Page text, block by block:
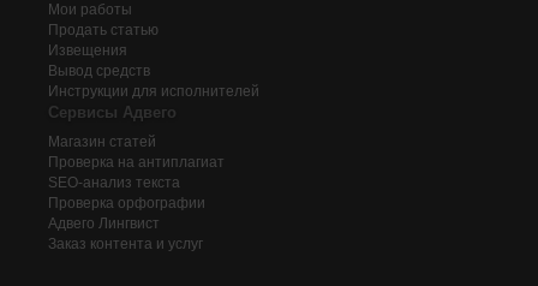
Мои работы
Продать статью
Извещения
Вывод средств
Инструкции для исполнителей
Сервисы Адвего
Магазин статей
Проверка на антиплагиат
SEO-анализ текста
Проверка орфографии
Адвего Лингвист
Заказ контента и услуг